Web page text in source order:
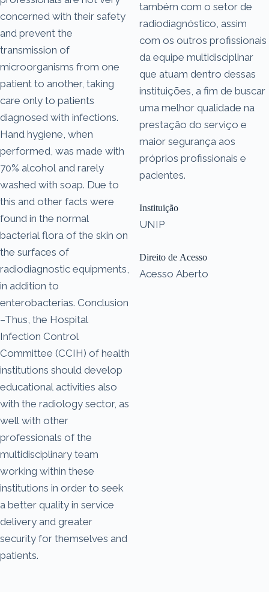
concerned with their safety
and prevent the
transmission of
microorganisms from one
patient to another, taking
care only to patients
diagnosed with infections.
Hand hygiene, when
performed, was made with
70% alcohol and rarely
washed with soap. Due to
this and other facts were
found in the normal
bacterial flora of the skin on
the surfaces of
radiodiagnostic equipments,
in addition to
enterobacterias. Conclusion
–Thus, the Hospital
Infection Control
Committee (CCIH) of health
institutions should develop
educational activities also
with the radiology sector, as
well with other
professionals of the
multidisciplinary team
working within these
institutions in order to seek
a better quality in service
delivery and greater
security for themselves and
patients.
também com o setor de
radiodiagnóstico, assim
com os outros profissionais
da equipe multidisciplinar
que atuam dentro dessas
instituições, a fim de buscar
uma melhor qualidade na
prestação do serviço e
maior segurança aos
próprios profissionais e
pacientes.
Instituição
UNIP
Direito de Acesso
Acesso Aberto